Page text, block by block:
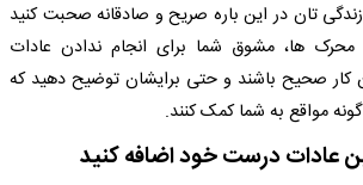
تان در این باره صریح و صادقانه صحبت کنید
محرک ها، مشوق شما برای انجام ندادن عادات
کار صحیح باشند و حتی برایشان توضیح دهید که
مواقع به شما کمک کنند.
عادات درست خود اضافه کنید